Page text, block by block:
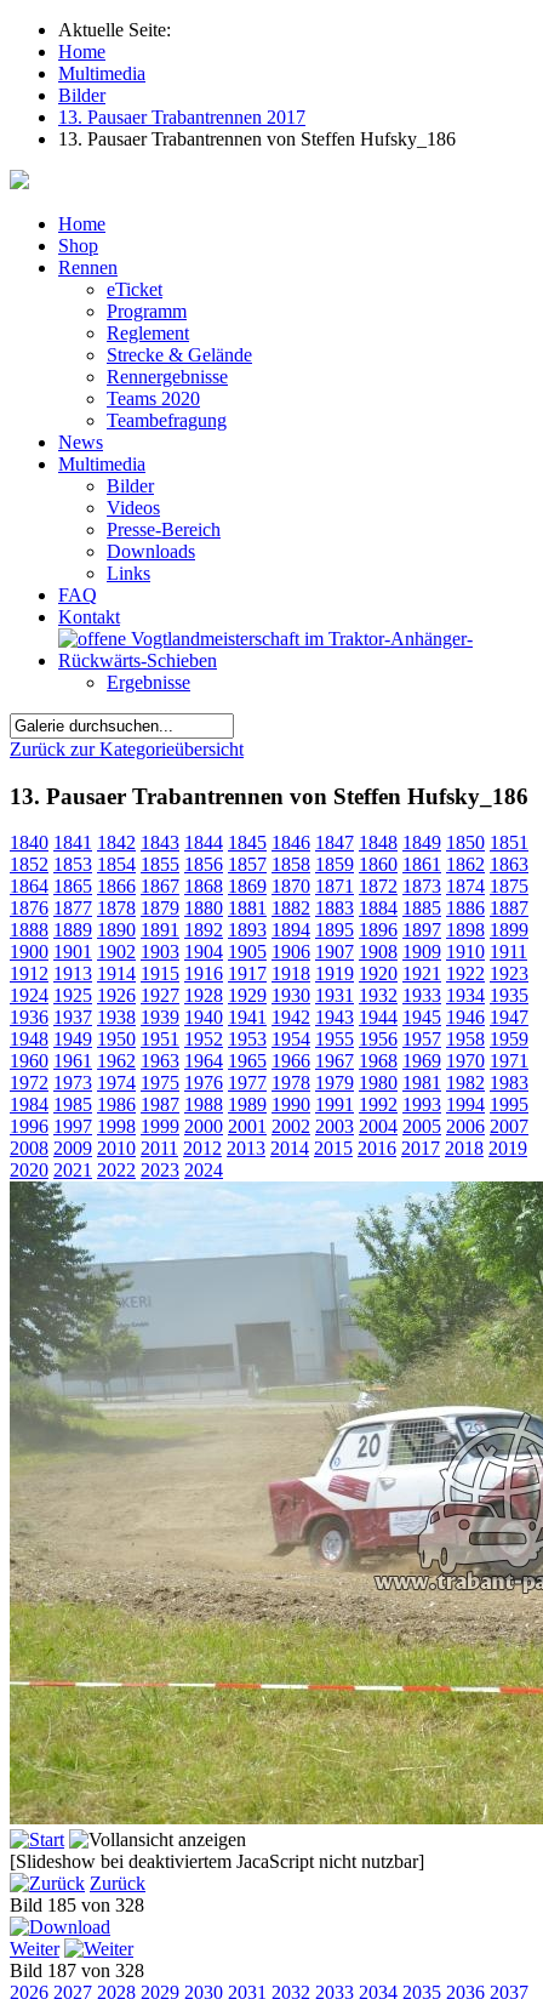
Aktuelle Seite:
Home
Multimedia
Bilder
13. Pausaer Trabantrennen 2017
13. Pausaer Trabantrennen von Steffen Hufsky_186
Home
Shop
Rennen
eTicket
Programm
Reglement
Strecke & Gelände
Rennergebnisse
Teams 2020
Teambefragung
News
Multimedia
Bilder
Videos
Presse-Bereich
Downloads
Links
FAQ
Kontakt
Ergebnisse
Zurück zur Kategorieübersicht
13. Pausaer Trabantrennen von Steffen Hufsky_186
1840 1841 1842 1843 1844 1845 1846 1847 1848 1849 1850 1851
1852 1853 1854 1855 1856 1857 1858 1859 1860 1861 1862 1863
1864 1865 1866 1867 1868 1869 1870 1871 1872 1873 1874 1875
1876 1877 1878 1879 1880 1881 1882 1883 1884 1885 1886 1887
1888 1889 1890 1891 1892 1893 1894 1895 1896 1897 1898 1899
1900 1901 1902 1903 1904 1905 1906 1907 1908 1909 1910 1911
1912 1913 1914 1915 1916 1917 1918 1919 1920 1921 1922 1923
1924 1925 1926 1927 1928 1929 1930 1931 1932 1933 1934 1935
1936 1937 1938 1939 1940 1941 1942 1943 1944 1945 1946 1947
1948 1949 1950 1951 1952 1953 1954 1955 1956 1957 1958 1959
1960 1961 1962 1963 1964 1965 1966 1967 1968 1969 1970 1971
1972 1973 1974 1975 1976 1977 1978 1979 1980 1981 1982 1983
1984 1985 1986 1987 1988 1989 1990 1991 1992 1993 1994 1995
1996 1997 1998 1999 2000 2001 2002 2003 2004 2005 2006 2007
2008 2009 2010 2011 2012 2013 2014 2015 2016 2017 2018 2019
2020 2021 2022 2023 2024
[Slideshow bei deaktiviertem JacaScript nicht nutzbar]
Zurück
Bild 185 von 328
Weiter
Bild 187 von 328
2026 2027 2028 2029 2030 2031 2032 2033 2034 2035 2036 2037